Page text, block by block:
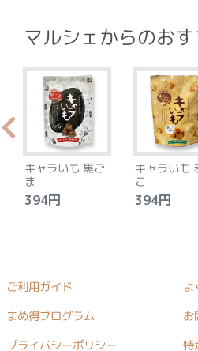
マルシェからのお
キャラいも 黒ご
ま
394円
キャラいも
こ
394円
ご利用ガイド よ
まめ得プログラム お
プライバシーポリシー 特